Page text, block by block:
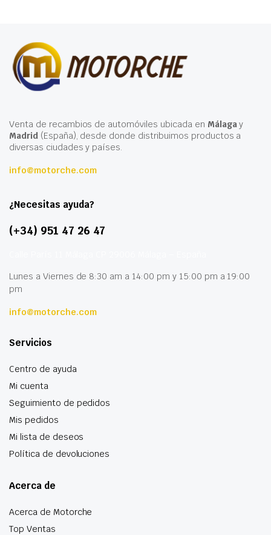
Venta de recambios de automóviles ubicada en Málagay
Madrid(España), desde donde distribuimos productos a
diversas ciudades y países.
info@motorche.com
¿Necesitas ayuda?
(+34) 951 47 26 47
Lunes a Viernes de 8:30 am a 14:00 pm y 15:00 pm a 19:00
pm
info@motorche.com
Servicios
Centro de ayuda
Mi cuenta
Seguimiento de pedidos
Mis pedidos
Mi lista de deseos
Política de devoluciones
Acerca de
Acerca de Motorche
Top Ventas